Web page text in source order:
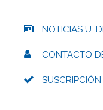
NOTICIAS U.
CONTACTO